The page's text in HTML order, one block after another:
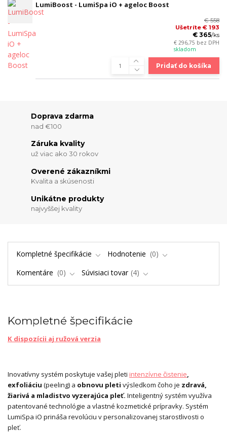
LumiBoost - LumiSpa iO + ageloc Boost
€ 558
Ušetríte € 193
€ 365/ks
€ 296,75 bez DPH
skladom
Pridať do košíka
Doprava zdarma
nad €100
Záruka kvality
už viac ako 30 rokov
Overené zákazníkmi
Kvalita a skúsenosti
Unikátne produkty
najvyššej kvality
Kompletné špecifikácie Hodnotenie
0
Komentáre
0 Súvisiaci tovar 4
Kompletné špecifikácie
K dispozícii aj ružová verzia
Inovatívny systém poskytuje vašej pleti intenzívne čistenie,
exfoliáciu (peeling) a obnovu pleti výsledkom čoho je zdravá,
žiarivá a mladistvo vyzerajúca pleť. Inteligentný systém využíva
patentované technológie a vlastné kozmetické prípravky. Systém
LumiSpa iO prináša revolúciu v personalizovanej starostlivosti o
pleť.